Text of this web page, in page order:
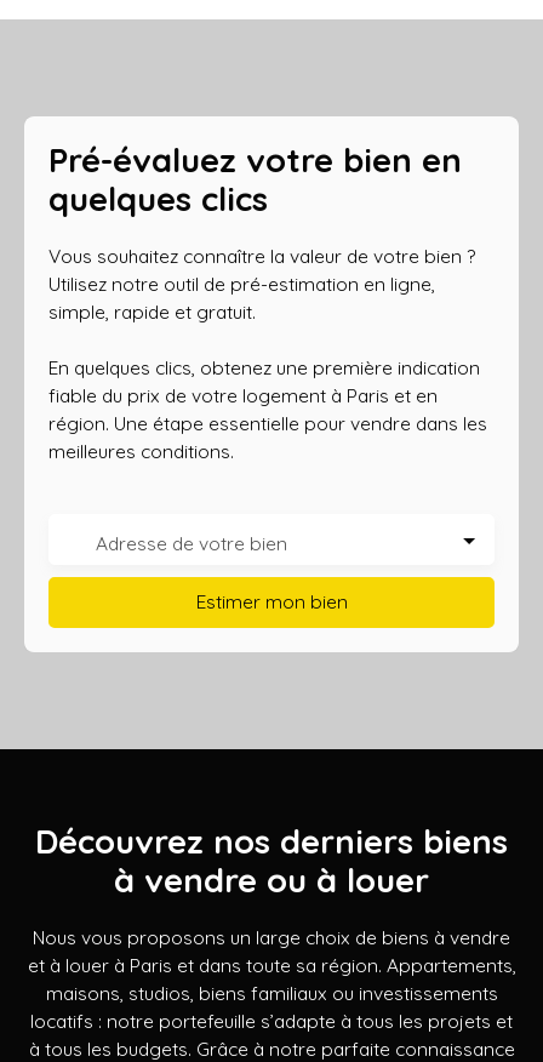
Pré-évaluez votre bien en
quelques clics
Vous souhaitez connaître la valeur de votre bien ?
Utilisez notre outil de pré-estimation en ligne,
simple, rapide et gratuit.
En quelques clics, obtenez une première indication
fiable du prix de votre logement à Paris et en
région. Une étape essentielle pour vendre dans les
meilleures conditions.
Adresse de votre bien
Estimer mon bien
Découvrez nos derniers biens
à vendre ou à louer
Nous vous proposons un large choix de biens à vendre
et à louer à Paris et dans toute sa région. Appartements,
maisons, studios, biens familiaux ou investissements
locatifs : notre portefeuille s’adapte à tous les projets et
à tous les budgets. Grâce à notre parfaite connaissance